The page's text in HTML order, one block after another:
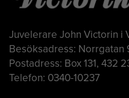
Juvelerare John Victorin i
Besöksadress: Norrgatan
Postadress: Box 131, 432
Telefon: 0340-10237